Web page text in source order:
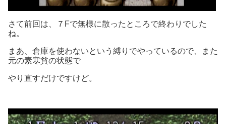
さて前回は、７Fで無様に散ったところで終わりでした
ね。
まあ、倉庫を使わないという縛りでやっているので、また
元の素寒貧の状態で
やり直すだけですけど。